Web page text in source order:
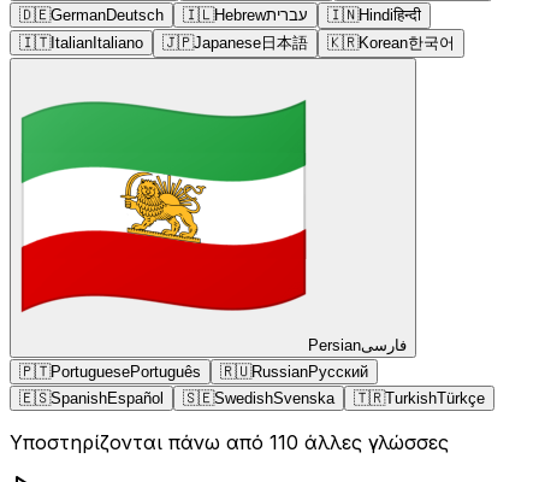
🇩🇪GermanDeutsch 🇮🇱Hebrewעברית 🇮🇳Hindiहिन्दी
🇮🇹Italian Italiano 🇯🇵Japanese 日本語 🇰🇷Korean한국어
Persianفارسی
🇵🇹PortuguesePortuguês 🇷🇺RussianРусский
🇪🇸SpanishEspañol 🇸🇪SwedishSvenska 🇹🇷TurkishTürkçe
Υποστηρίζονται πάνω από 110 άλλες γλώσσες